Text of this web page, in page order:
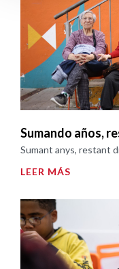
Sumando años,
Sumant anys, restant
LEER MÁS